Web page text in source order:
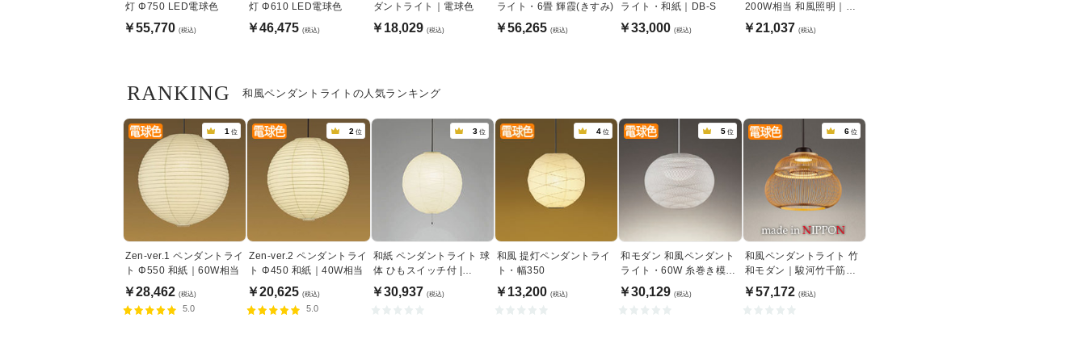
灯 Φ750 LED電球色
￥55,770 (税込)
灯 Φ610 LED電球色
￥46,475 (税込)
ダントライト｜電球色
￥18,029 (税込)
ライト・6畳 輝霞(きすみ)
￥56,265 (税込)
ライト・和紙｜DB-S
￥33,000 (税込)
200W相当 和風照明｜
Φ315
￥21,037 (税込)
和風ペンダントライトの人気ランキング
RANKING
1 位
Zen-ver.1 ペンダントライ
ト Φ550 和紙｜60W相当
￥28,462 (税込)
5.0
2 位
Zen-ver.2 ペンダントライ
ト Φ450 和紙｜40W相当
￥20,625 (税込)
5.0
3 位
和紙 ペンダントライト 球
体 ひもスイッチ付 |
200W相当・黒コード
￥30,937 (税込)
4 位
和風 提灯ペンダントライ
ト・幅350
￥13,200 (税込)
5 位
和モダン 和風ペンダント
ライト・60W 糸巻き模様
｜傾斜天井対応
￥30,129 (税込)
6 位
和風ペンダントライト 竹
和モダン｜駿河竹千筋細
工
￥57,172 (税込)